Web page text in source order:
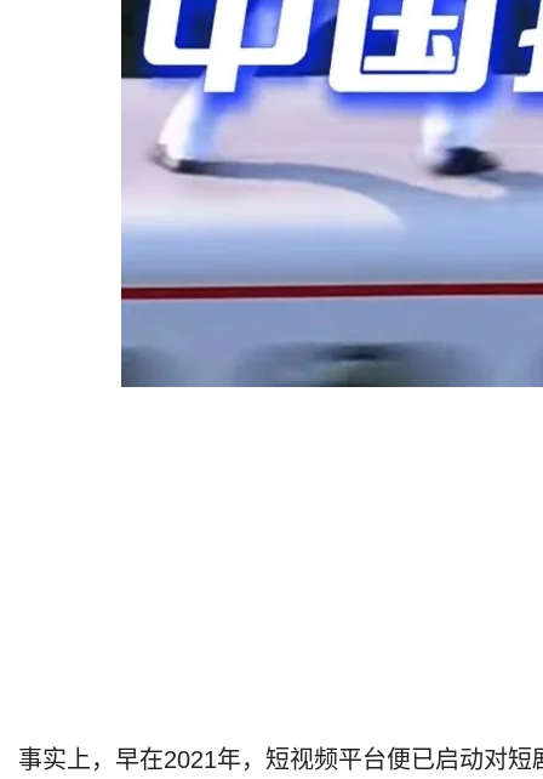
事实上，早在2021年，短视频平台便已启动对